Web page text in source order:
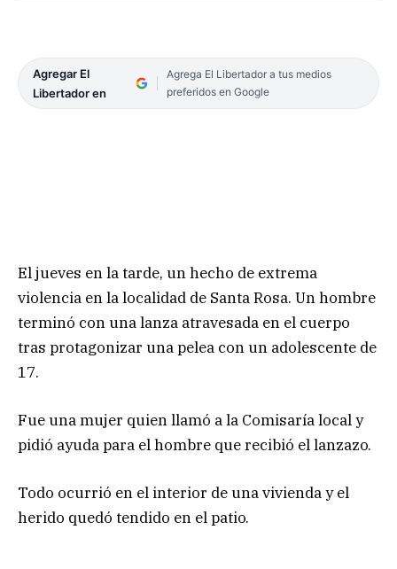
Agregar El
Libertador en
Agrega El Libertador a tus medios
preferidos en Google
El jueves en la tarde, un hecho de extrema
violencia en la localidad de Santa Rosa. Un hombre
terminó con una lanza atravesada en el cuerpo
tras protagonizar una pelea con un adolescente de
17.
Fue una mujer quien llamó a la Comisaría local y
pidió ayuda para el hombre que recibió el lanzazo.
Todo ocurrió en el interior de una vivienda y el
herido quedó tendido en el patio.